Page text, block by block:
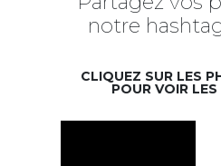
notre
CLIQUEZ SUR LES
POUR VOIR